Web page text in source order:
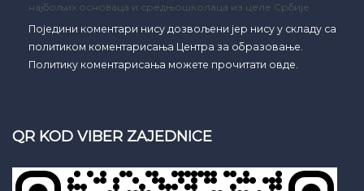
најбољих основаца и средњошколаца из целе Србије
Поједини коментари нису дозвољени јер нису у складу са
политиком коментарисања Центра за образовање.
Политику коментарисања можете прочитати овде.
QR KOD VIBER ZAJEDNICE